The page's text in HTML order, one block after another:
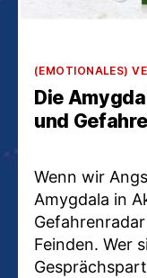
Kategorien
(EMOTIONALES)
Die
und
Wenn wir
Amygdala in
Feinden. Wer